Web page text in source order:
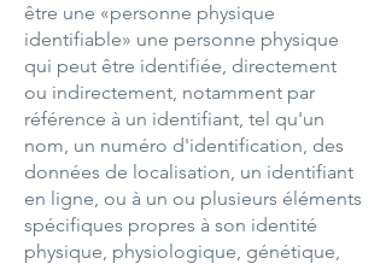
être une «personne physique
identifiable» une personne physique
qui peut être identifiée, directement
ou indirectement, notamment par
référence à un identifiant, tel qu'un
nom, un numéro d'identification, des
données de localisation, un identifiant
en ligne, ou à un ou plusieurs éléments
spécifiques propres à son identité
physique, physiologique, génétique,